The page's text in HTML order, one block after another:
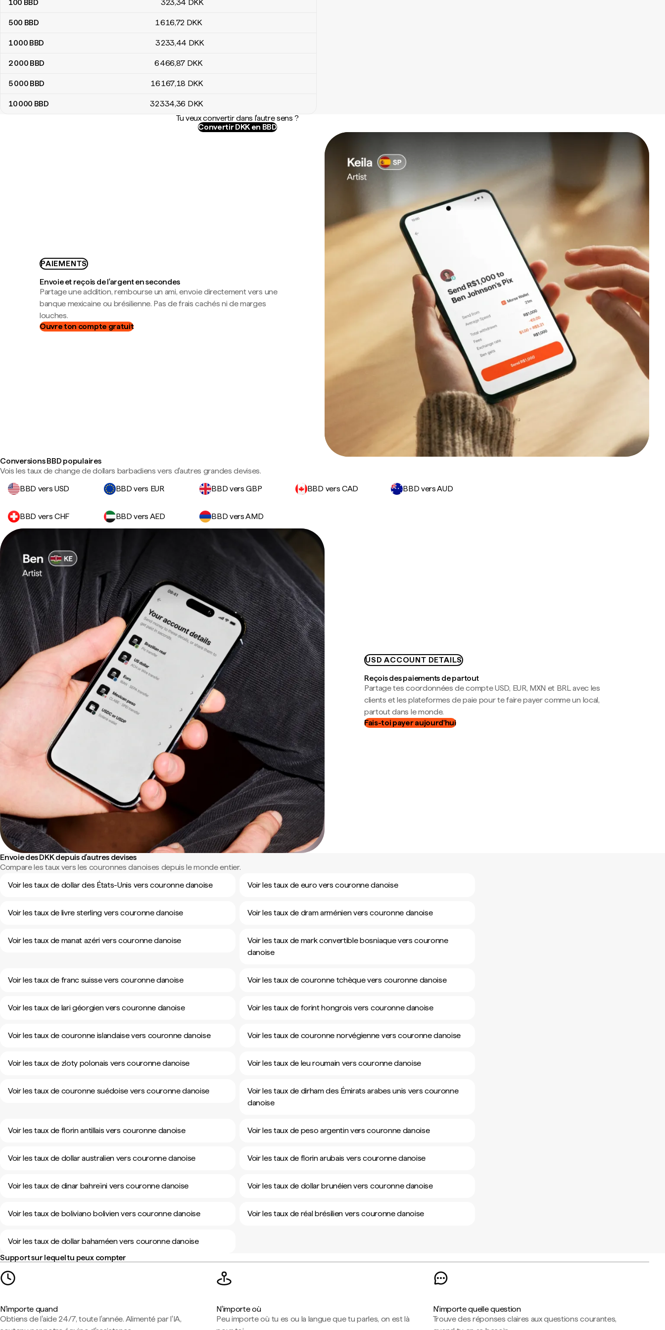
100 BBD 323,34 DKK
500 BBD 1 616,72 DKK
1 000 BBD 3 233,44 DKK
2 000 BBD 6 466,87 DKK
5 000 BBD 16 167,18 DKK
10 000 BBD 32 334,36 DKK
Tu veux convertir dans l'autre sens ?
Convertir DKK en BBD
PAIEMENTS
Envoie et reçois de l'argent en secondes
Partage une addition, rembourse un ami, envoie directement vers une
banque mexicaine ou brésilienne. Pas de frais cachés ni de marges
louches.
Ouvre ton compte gratuit
Conversions BBD populaires
Vois les taux de change de dollars barbadiens vers d'autres grandes devises.
BBD vers USD
BBD vers EUR BBD vers GBP BBD vers CAD BBD vers AUD
BBD vers CHF BBD vers AED BBD vers AMD
USD ACCOUNT DETAILS
Reçois des paiements de partout
Partage tes coordonnées de compte USD, EUR, MXN et BRL avec les
clients et les plateformes de paie pour te faire payer comme un local,
partout dans le monde.
Fais-toi payer aujourd'hui
Envoie des DKK depuis d'autres devises
Compare les taux vers les couronnes danoises depuis le monde entier.
Voir les taux de dollar des États-Unis vers couronne danoise
Voir les taux de euro vers couronne danoise
Voir les taux de livre sterling vers couronne danoise Voir les taux de dram arménien vers couronne danoise
Voir les taux de manat azéri vers couronne danoise
Voir les taux de mark convertible bosniaque vers couronne
danoise
Voir les taux de franc suisse vers couronne danoise Voir les taux de couronne tchèque vers couronne danoise
Voir les taux de lari géorgien vers couronne danoise Voir les taux de forint hongrois vers couronne danoise
Voir les taux de couronne islandaise vers couronne danoise Voir les taux de couronne norvégienne vers couronne danoise
Voir les taux de zloty polonais vers couronne danoise Voir les taux de leu roumain vers couronne danoise
Voir les taux de couronne suédoise vers couronne danoise
Voir les taux de dirham des Émirats arabes unis vers couronne
danoise
Voir les taux de florin antillais vers couronne danoise Voir les taux de peso argentin vers couronne danoise
Voir les taux de dollar australien vers couronne danoise Voir les taux de florin arubais vers couronne danoise
Voir les taux de dinar bahreïni vers couronne danoise Voir les taux de dollar brunéien vers couronne danoise
Voir les taux de boliviano bolivien vers couronne danoise Voir les taux de réal brésilien vers couronne danoise
Voir les taux de dollar bahaméen vers couronne danoise
Support sur lequel tu peux compter
N'importe quand
Obtiens de l'aide 24/7, toute l'année. Alimenté par l'IA,
N'importe où
Peu importe où tu es ou la langue que tu parles, on est là
N'importe quelle question
Trouve des réponses claires aux questions courantes,